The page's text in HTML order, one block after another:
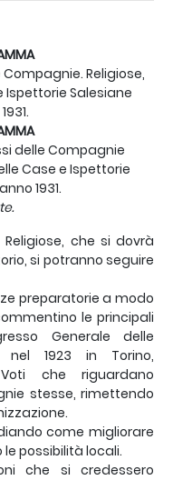
Religiose,
Ispettorie Salesiane
delle Compagnie
Case e Ispettorie
1931.
che si dovrà
si potranno seguire
preparatorie a modo
le principali
Generale delle
nel 1923 in Torino,
che riguardano
stesse, rimettendo
come migliorare
possibilità locali.
che si credessero